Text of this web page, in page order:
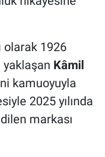
olarak 1926
yaklaşan Kâmil
kamuoyuyla
2025 yılında
markası